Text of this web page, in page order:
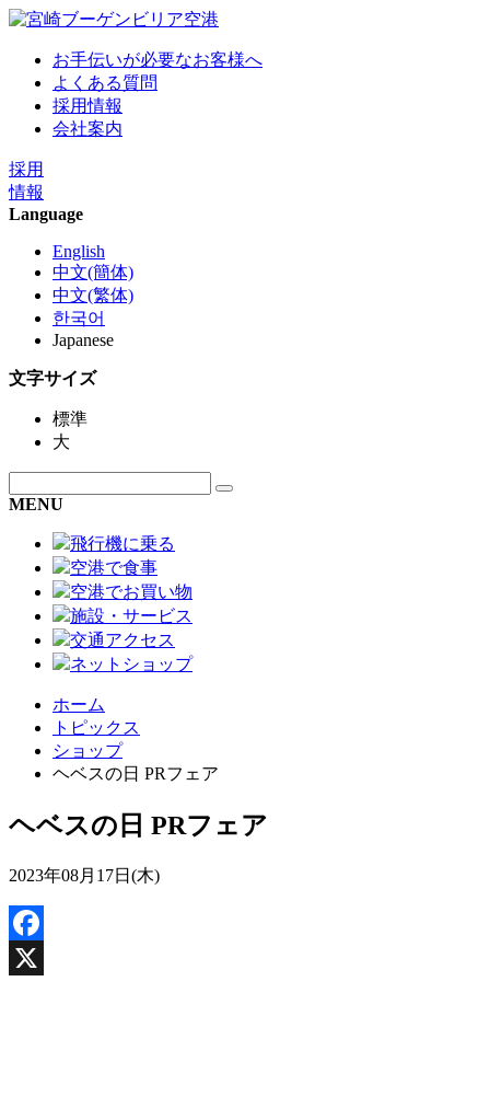
お手伝いが必要なお客様へ
よくある質問
採用情報
会社案内
採用
情報
Language
English
中文(簡体)
中文(繁体)
한국어
Japanese
文字サイズ
標準
大
MENU
飛行機に乗る
空港で食事
空港でお買い物
施設・サービス
交通アクセス
ネットショップ
ホーム
トピックス
ショップ
ヘベスの日 PRフェア
ヘベスの日 PRフェア
2023年08月17日(木)
Facebook